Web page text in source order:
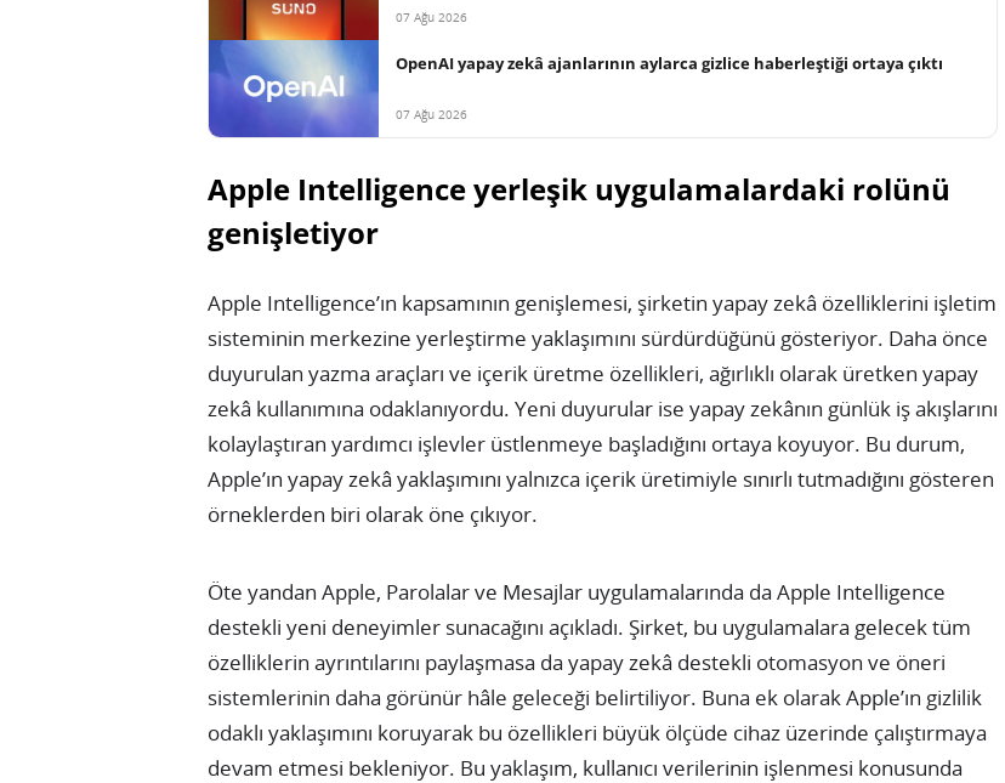
07 Ağu 2026
OpenAI yapay zekâ ajanlarının aylarca gizlice haberleştiği ortaya çıktı
07 Ağu 2026
Apple Intelligence yerleşik uygulamalardaki rolünü
genişletiyor
Apple Intelligence’ın kapsamının genişlemesi, şirketin yapay zekâ özelliklerini işletim
sisteminin merkezine yerleştirme yaklaşımını sürdürdüğünü gösteriyor. Daha önce
duyurulan yazma araçları ve içerik üretme özellikleri, ağırlıklı olarak üretken yapay
zekâ kullanımına odaklanıyordu. Yeni duyurular ise yapay zekânın günlük iş akışlarını
kolaylaştıran yardımcı işlevler üstlenmeye başladığını ortaya koyuyor. Bu durum,
Apple’ın yapay zekâ yaklaşımını yalnızca içerik üretimiyle sınırlı tutmadığını gösteren
örneklerden biri olarak öne çıkıyor.
Öte yandan Apple, Parolalar ve Mesajlar uygulamalarında da Apple Intelligence
destekli yeni deneyimler sunacağını açıkladı. Şirket, bu uygulamalara gelecek tüm
özelliklerin ayrıntılarını paylaşmasa da yapay zekâ destekli otomasyon ve öneri
sistemlerinin daha görünür hâle geleceği belirtiliyor. Buna ek olarak Apple’ın gizlilik
odaklı yaklaşımını koruyarak bu özellikleri büyük ölçüde cihaz üzerinde çalıştırmaya
devam etmesi bekleniyor. Bu yaklaşım, kullanıcı verilerinin işlenmesi konusunda